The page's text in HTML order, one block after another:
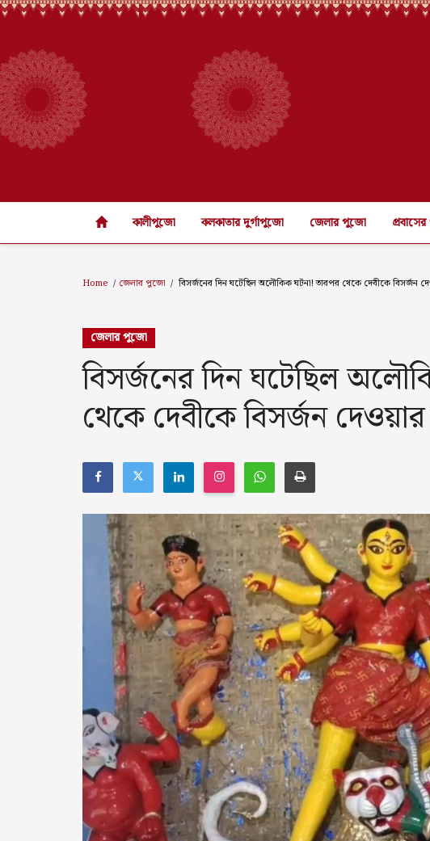
কালীপুজো কলকাতার দুর্গাপুজো জেলার পুজো
Home জেলার পুজো বিসর্জনের দিন ঘটেছিল অলৌকিক ঘটনা! তারপর থেকে দেবীকে বিসর্জন
জেলার পুজো
বিসর্জনের দিন ঘটেছিল
থেকে দেবীকে বিসর্জন